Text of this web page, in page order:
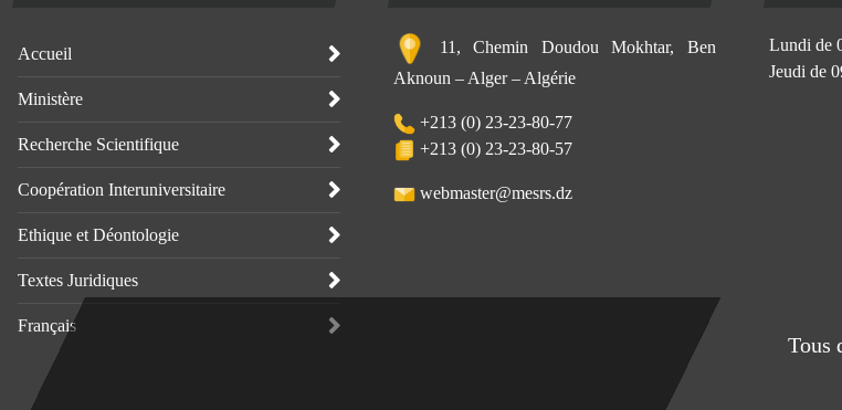
Accueil
Ministère
Recherche Scientifique
Coopération Interuniversitaire
Ethique et Déontologie
Textes Juridiques
Français
11, Chemin Doudou Mokhtar, Ben
Aknoun – Alger – Algérie
+213 (0) 23-23-80-77
+213 (0) 23-23-80-57
webmaster@mesrs.dz
Lundi de
Jeudi de
Tous